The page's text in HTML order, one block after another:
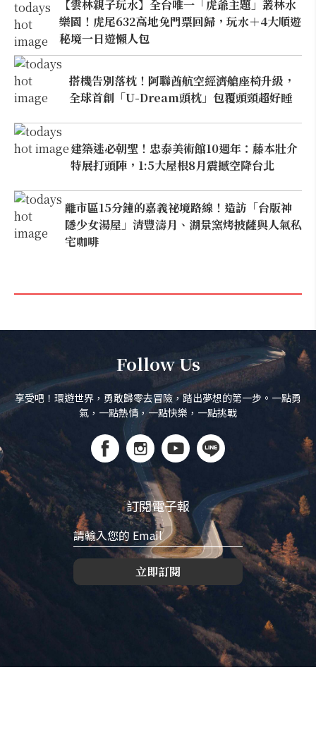
【雲林親子玩水】全台唯一「虎爺主題」叢林水
樂園！虎尾632高地免門票回歸，玩水＋4大順遊
秘境一日遊懶人包
搭機告別落枕！阿聯酋航空經濟艙座椅升級，
全球首創「U-Dream頭枕」包覆頭頸超好睡
建築迷必朝聖！忠泰美術館10週年：藤本壯介
特展打頭陣，1:5大屋根8月震撼空降台北
離市區15分鐘的嘉義祕境路線！造訪「台版神
隱少女湯屋」清豐濤月、湖景窯烤披薩與人氣私
宅咖啡
Follow Us
享受吧！環遊世界，勇敢歸零去冒險，踏出夢想的第一步。一點勇
氣，一點熱情，一點快樂，一點挑戰
訂閱電子報
立即訂閱